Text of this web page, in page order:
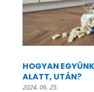
HOGYAN
ALATT, UTÁN?
2024. 06. 25.